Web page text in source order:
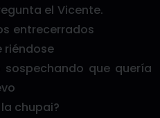
el Vicente.
entrecerrados
riéndose
que quería
chupai?